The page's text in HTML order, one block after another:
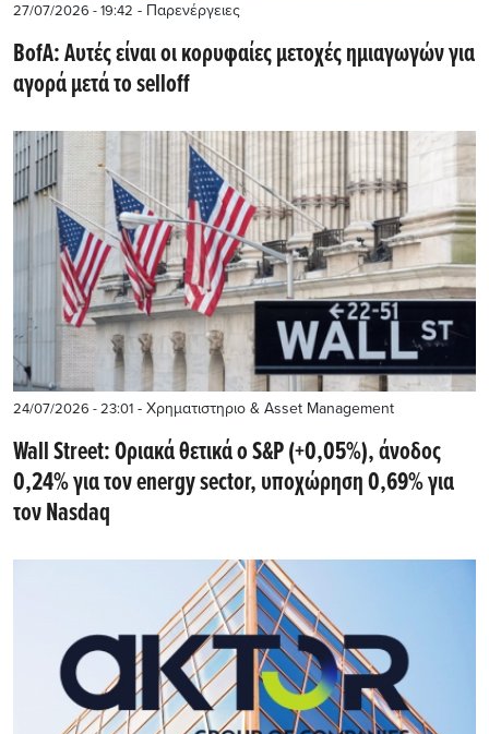
27/07/2026 - 19:42 - Παρενέργειες
BofA: Αυτές είναι οι κορυφαίες μετοχές ημιαγωγών για
αγορά μετά το selloff
24/07/2026 - 23:01 - Χρηματιστηριο & Asset Management
Wall Street: Οριακά θετικά ο S&P (+0,05%), άνοδος
0,24% για τον energy sector, υποχώρηση 0,69% για
τον Nasdaq